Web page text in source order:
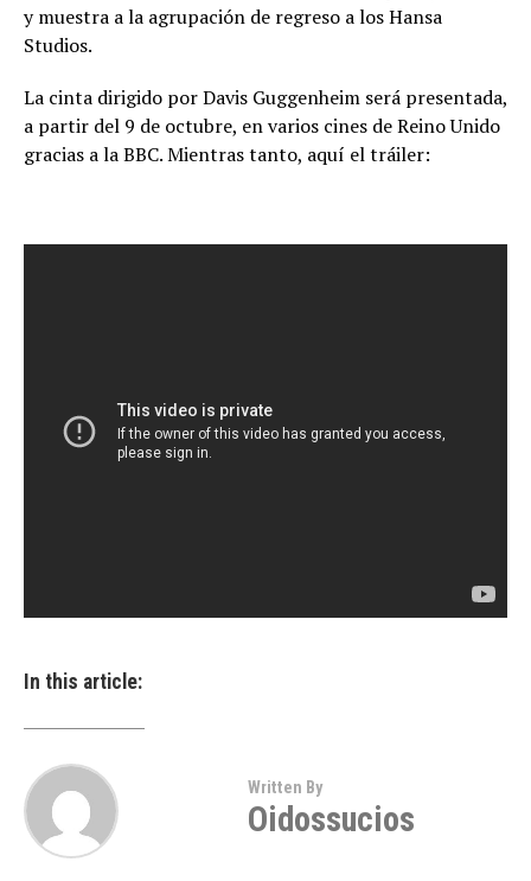
y muestra a la agrupación de regreso a los Hansa
Studios.
La cinta dirigido por Davis Guggenheim será presentada,
a partir del 9 de octubre, en varios cines de Reino Unido
gracias a la BBC. Mientras tanto, aquí el tráiler:
In this article:
Written By
Oidossucios